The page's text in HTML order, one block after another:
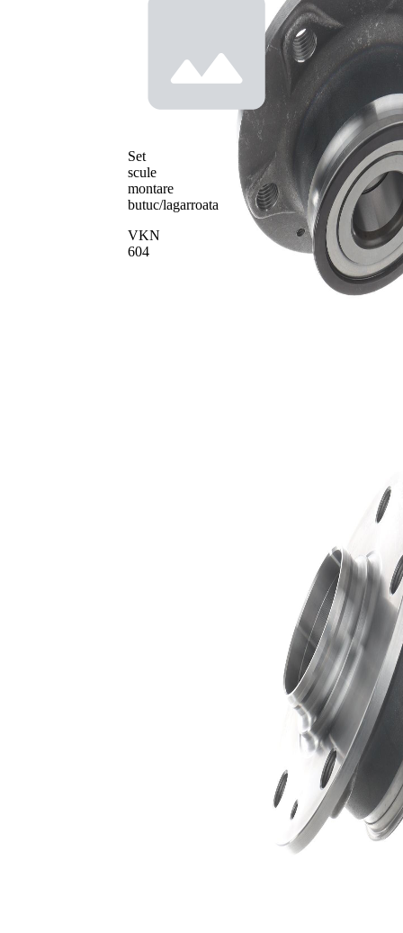
Set
scule
montare
butuc/lagarroata
VKN
604